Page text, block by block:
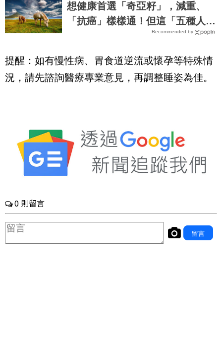
想健康首選「奇亞籽」，減重、
「抗癌」樣樣通！但這「五種人」
少吃為妙｜每日健康Health
Recommended by
提醒：如有慢性病、胃食道逆流或懷孕等特殊情
況，請先諮詢醫療專業意見，再調整睡姿為佳。